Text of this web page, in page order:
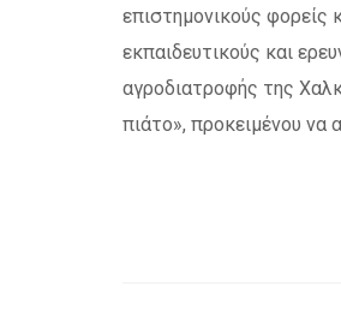
επιστημονικούς φορείς
εκπαιδευτικούς και
αγροδιατροφής της
πιάτο», προκειμένου να